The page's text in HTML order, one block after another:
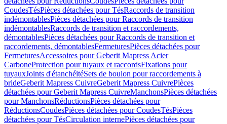
CoudesTésPièces détachées pour TésRaccords de transition
indémontablesPièces détachées pour Raccords de transition
indémontablesRaccords de transition et raccordements,
démontablesPièces détachées pour Raccords de transition et
raccordements, démontablesFermeturesPièces détachées pour
FermeturesAccessoires pour Geberit Mapress Acier
CarboneProtection pour tuyaux et raccordsFixations pour
tuyauxJoints d'étanchéitéSets de boulon pour raccordements à
brideGeberit Mapress CuivreGeberit Mapress CuivrePièces
détachées pour Geberit Mapress CuivreManchonsPièces détachées
pour ManchonsRéductionsPièces détachées pour
RéductionsCoudesPièces détachées pour CoudesTésPièces
détachées pour TésCirculation internePièces détachées pour